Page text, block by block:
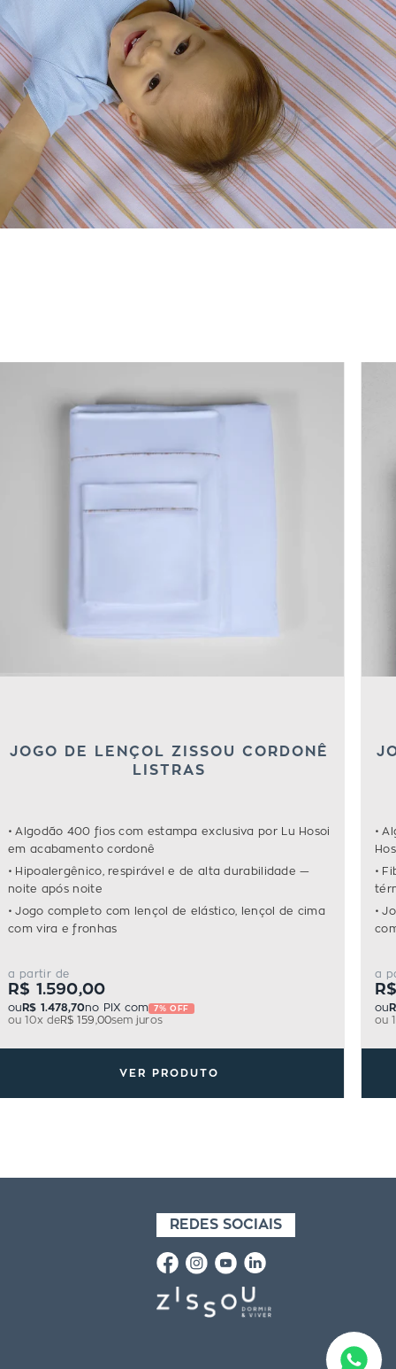
JOGO DE LENÇOL ZISSOU CORDONÊ
LISTRAS
Algodão 400 fios com estampa exclusiva por Lu Hosoi
em acabamento cordonê
Hipoalergênico, respirável e de alta durabilidade —
noite após noite
Jogo completo com lençol de elástico, lençol de cima
com vira e fronhas
a partir de
R$ 1.590,00
ou R$ 1.478,70no PIX com 7% OFF
ou10x deR$ 159,00sem juros
VER PRODUTO
a
ou
ou
REDES SOCIAIS